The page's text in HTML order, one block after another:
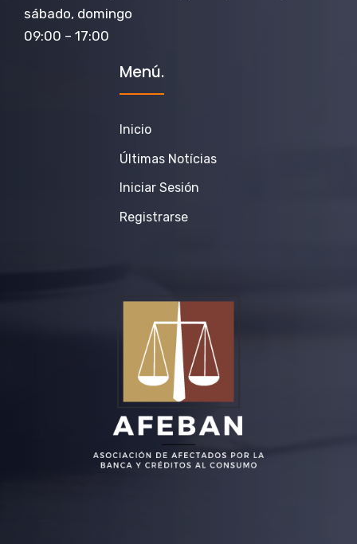
sábado, domingo
09:00 – 17:00
Menú.
Inicio
Últimas Notícias
Iniciar Sesión
Registrarse